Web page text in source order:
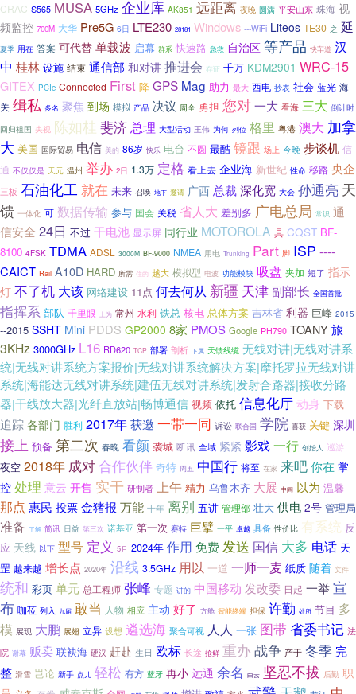
CRAC S565 MUSA 5GHz 企业库 AK851 远距离 夜晚 圆满 平安山东 珠海 视
频监控 700M 大华 Pre5G 6日 LTE230 28181 Windows ---WiFi Liteos TE30 之 延
夏季 用在 答案 可代替 单载波 启幕 群系 快速路 急救 自治区 等产品 快车道 汉
中 桂林 设施 结束 通信部 和对讲 推进会 存证 千万 KDM2901 WRC-15
GITEX PCIe Connected First 降 GPS Mag 助力 最大 西电 抄表 社会 蓝光 海
关 缉私 多名 聚焦 到场 模拟 产品 决议 周全 勇担 您对一大 看海 三大 倒计时
回归祖国 央视 陈如桂 斐济总理 大型活动 王伟 为何 列位 格里 粤港 澳大 加拿
大 美国 国际贸易 电信 美的 86岁 快乐 电台 不圆 最酷 镜跟 场上 今晚 步谈机 信
通 不仅仅是 天元 温州 举办 2日 1.3万 定格 看上去 企业海 新世纪 性命 移路 央企
三板 石油化工 就在 未来 召唤 地下 邀请 广西 总裁深化宽 大会 孙通亮 天
馈 一体化 可 数据传输 参与 国会 关税 省人大 差别多 广电总局 常识 通
信安全 24日 不过 干电池 显示屏 同行业 MOTOROLA 具 CQST BF-
8100 4FSK TDMA ADSL 3000M BF-9000 NMEA 用电 Trunking Part 脚 ISP ----
CAICT Rail A10D HARD 所需 住的 越大 模拟型 电波 功能模块 吸盘 夹加 短了 指示
灯 不了机 大该 网络建设 11点 何去何从 新疆 天津副部长 全国首批
指挥系 部队 千里眼 上为 常州 水利 铁总 核电 总体方案 吉林省 利器 巨峰 2015
--2015 SSHT Mini PDDS GP2000 8家 PMOS Google PH790 TOANY旅
3KHz 3000GHz L16 RD620 TCP 部署 剖析 下属 天馈线缆 无线对讲|无线对讲系
统|无线对讲系统方案报价|无线对讲系统解决方案|摩托罗拉无线对讲
系统|海能达无线对讲系统|建伍无线对讲系统|发射合路器|接收分路
器|干线放大器|光纤直放站|畅博通信 视频 依托 信息化厅动身 下载
追踪 各部门 胜利 2017年获邀 一带一同 诉讼 联合国 学院 喜获 关键 深圳
接上 预备 第二次 春晚 看颜 袭城 断讯 全域 紧紧 影戏一行 创始人 巡游
夜空 2018年 成对合作伙伴 奇特 周五 中国行 将至 在家 来吧你在 掌
控 处理 意云 开售 实干 研制者 上午 精力 乌鲁木齐 大展 中间 以为 温馨
那点 惠民 投票 金猪报 万能 十年 离别 五讲 管理部 壮大 供电 2号 管理局
准备 了解 简讯 日益 第三次 诺基亚 第一次 赛特 巨擘 一平 卓越 具备 性价比 有系统 反
应 天线 以下 型号 定义 5月 2024年 作用 免费发送 国信 大多 电话 天
罡 越来越 增长点 2020年 沿线 3.5GHz 用以 一道 一师一麦 纸质 随着 文件
统和 彩页 单元 总工程师 张峰 专题 讲的 中国移动 发改委 日起 一举宣
布 咖莅 列入 九届 敢当 人物 相应 主动 好了 方舱 智能终端 担保 许勤 处所 节目 多
模 展现 大鹏 展翅 立异 设想 遴选海 聚合可视 人人 一张 图带 省委书记 法
院 谢幕 贩卖 联袂海 硬汉 赶赴 生日 欧标 长途 抢鲜 重办战争 产于 冬季 完
整 滑雪 岂论 新手 点儿 轻松 有方 蓝牙 再小 远通 余名 白云 坚忍不拔 后勤 职